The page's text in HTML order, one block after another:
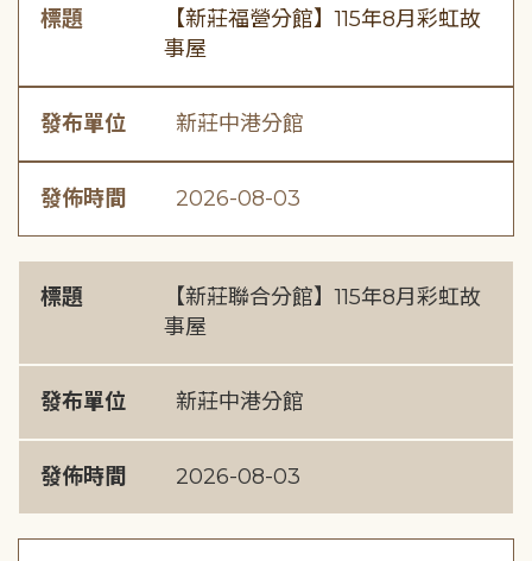
標題
【新莊福營分館】115年8月彩虹故
事屋
發布單位 新莊中港分館
發佈時間 2026-08-03
標題
【新莊聯合分館】115年8月彩虹故
事屋
發布單位 新莊中港分館
發佈時間 2026-08-03